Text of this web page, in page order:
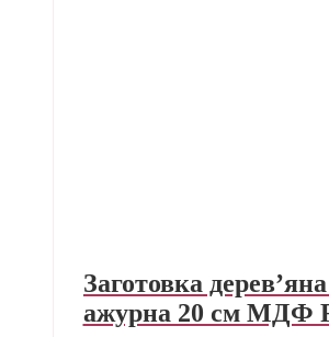
Заготовка
ажурна 20 см МДФ